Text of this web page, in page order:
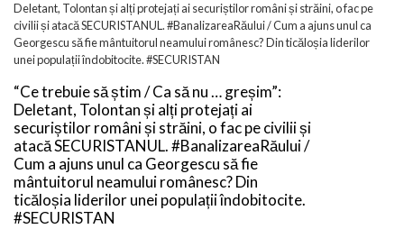
Deletant, Tolontan și alți protejați ai securiștilor români și străini, o fac pe
civilii și atacă SECURISTANUL. #BanalizareaRăului / Cum a ajuns unul ca
Georgescu să fie mântuitorul neamului românesc? Din ticăloșia liderilor
unei populații îndobitocite. #SECURISTAN
“Ce trebuie să știm / Ca să nu … greșim”:
Deletant, Tolontan și alți protejați ai
securiștilor români și străini, o fac pe civilii și
atacă SECURISTANUL. #BanalizareaRăului /
Cum a ajuns unul ca Georgescu să fie
mântuitorul neamului românesc? Din
ticăloșia liderilor unei populații îndobitocite.
#SECURISTAN